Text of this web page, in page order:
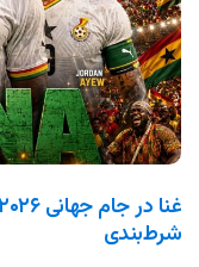
شرط‌بندی